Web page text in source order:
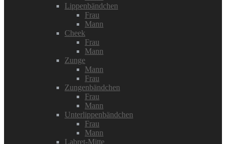
Lippenbändchen
Frau
Mann
Cheek
Frau
Mann
Zunge
Mann
Frau
Zungenbändchen
Frau
Mann
Unterlippenbändchen
Frau
Mann
Labret-Mitte